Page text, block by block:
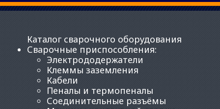
Каталог сварочного оборудования
Сварочные приспособления:
Электрододержатели
Клеммы заземления
Кабели
Пеналы и термопеналы
Соединительные разъёмы